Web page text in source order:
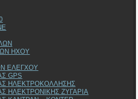
ΗΧΟΥ
ΕΛΕΓΧΟΥ
GPS
ΗΛΕΚΤΡΟΚΟΛΛΗΣΗΣ
ΗΛΕΚΤΡΟΝΙΚΗΣ ΖΥΓΑΡΙΑ